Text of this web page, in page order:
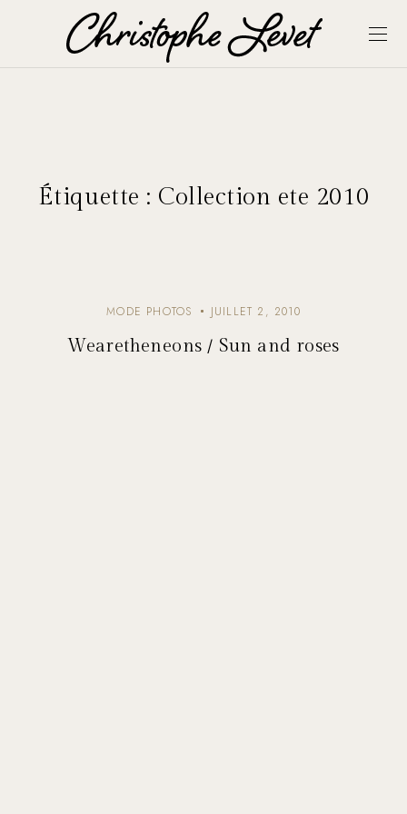
Étiquette : Collection ete 2010
MODE PHOTOS JUILLET 2, 2010
Wearetheneons / Sun and roses